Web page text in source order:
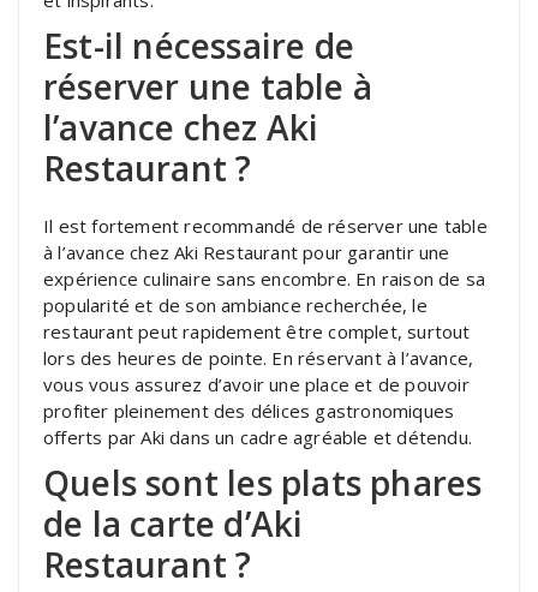
Est-il nécessaire de
réserver une table à
l’avance chez Aki
Restaurant ?
Il est fortement recommandé de réserver une table
à l’avance chez Aki Restaurant pour garantir une
expérience culinaire sans encombre. En raison de sa
popularité et de son ambiance recherchée, le
restaurant peut rapidement être complet, surtout
lors des heures de pointe. En réservant à l’avance,
vous vous assurez d’avoir une place et de pouvoir
profiter pleinement des délices gastronomiques
offerts par Aki dans un cadre agréable et détendu.
Quels sont les plats phares
de la carte d’Aki
Restaurant ?